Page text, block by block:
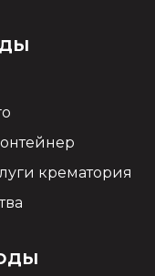
крематория